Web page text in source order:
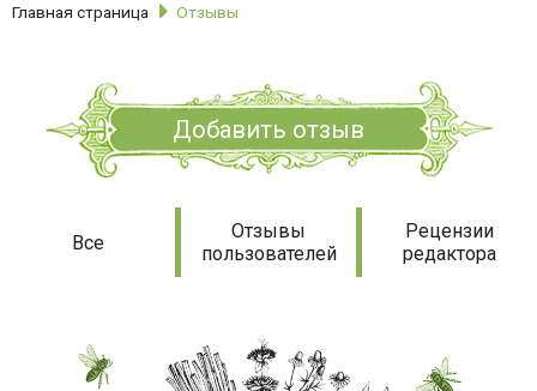
Главная страница Отзывы
Добавить отзыв
Отзывы
Все
Отзывы
пользователей
Рецензии
редактора